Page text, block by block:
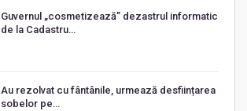
Guvernul „cosmetizează” dezastrul informatic
de la Cadastru…
Au rezolvat cu fântânile, urmează desființarea
sobelor pe…